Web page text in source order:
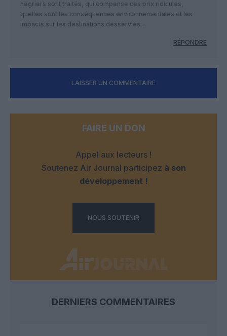
négriers sont traités, qui compense ces prix ridicules,
quelles sont les conséquences environnementales et les
impacts sur les destinations desservies…
RÉPONDRE
LAISSER UN COMMENTAIRE
FAIRE UN DON
Appel aux lecteurs !
Soutenez Air Journal participez à son
développement !
NOUS SOUTENIR
DERNIERS COMMENTAIRES